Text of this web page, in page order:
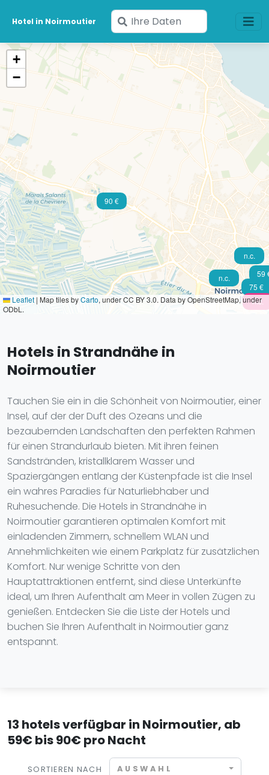
Hotel in Noirmoutier
Geben
Sie
Ihre
Daten
ein
n.c.
59
n.c.
75 €
90 €
n.c.
+
−
Leaflet | Map tiles byCarto, under CC BY 3.0. Data by OpenStreetMap, under
ODbL.
Hotels in Strandnähe in
Noirmoutier
Tauchen Sie ein in die Schönheit von Noirmoutier, einer
Insel, auf der der Duft des Ozeans und die
bezaubernden Landschaften den perfekten Rahmen
für einen Strandurlaub bieten. Mit ihren feinen
Sandstränden, kristallklarem Wasser und
Spaziergängen entlang der Küstenpfade ist die Insel
ein wahres Paradies für Naturliebhaber und
Ruhesuchende. Die Hotels in Strandnähe in
Noirmoutier garantieren optimalen Komfort mit
einladenden Zimmern, schnellem WLAN und
Annehmlichkeiten wie einem Parkplatz für zusätzlichen
Komfort. Nur wenige Schritte von den
Hauptattraktionen entfernt, sind diese Unterkünfte
ideal, um Ihren Aufenthalt am Meer in vollen Zügen zu
genießen. Entdecken Sie die Liste der Hotels und
buchen Sie Ihren Aufenthalt in Noirmoutier ganz
entspannt.
13 hotels verfügbar in Noirmoutier, ab
59€ bis 90€ pro Nacht
SORTIEREN NACH AUSWAHL